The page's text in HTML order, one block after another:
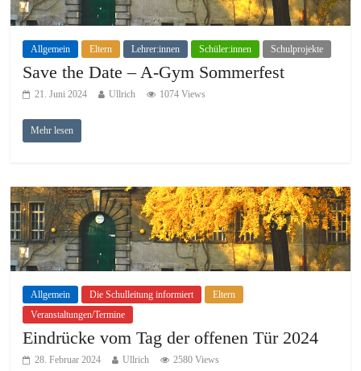
Allgemein Eltern Lehrer:innen Schüler:innen Schulprojekte
Save the Date – A-Gym Sommerfest
21. Juni 2024 Ullrich 1074 Views
Mehr lesen
Allgemein Die Schulleitung informiert
Eltern
Veranstaltungen/Termine
Eindrücke vom Tag der offenen Tür 2024
28. Februar 2024 Ullrich 2580 Views